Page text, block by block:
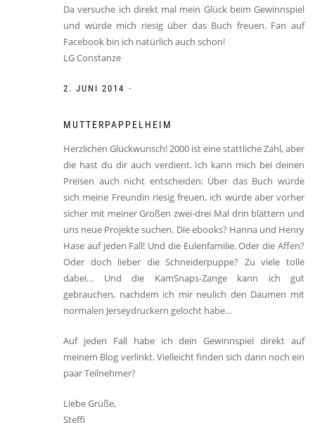
Da versuche ich direkt mal mein Glück beim Gewinnspiel
und würde mich riesig über das Buch freuen. Fan auf
Facebook bin ich natürlich auch schon!
LG Constanze
2. JUNI 2014 -
MUTTERPAPPELHEIM
Herzlichen Glückwunsch! 2000 ist eine stattliche Zahl, aber
die hast du dir auch verdient. Ich kann mich bei deinen
Preisen auch nicht entscheiden: Über das Buch würde
sich meine Freundin riesig freuen, ich würde aber vorher
sicher mit meiner Großen zwei-drei Mal drin blättern und
uns neue Projekte suchen. Die ebooks? Hanna und Henry
Hase auf jeden Fall! Und die Eulenfamilie. Oder die Affen?
Oder doch lieber die Schneiderpuppe? Zu viele tolle
dabei… Und die KamSnaps-Zange kann ich gut
gebrauchen, nachdem ich mir neulich den Daumen mit
normalen Jerseydruckern gelocht habe…
Auf jeden Fall habe ich dein Gewinnspiel direkt auf
meinem Blog verlinkt. Vielleicht finden sich dann noch ein
paar Teilnehmer?
Liebe Grüße,
Steffi